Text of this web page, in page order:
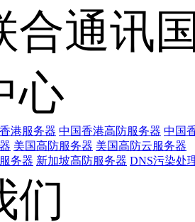
合通讯
心
港服务器 中国香港高防服务器 中国
美国高防服务器 美国高防云服务器
务器 新加坡高防服务器 DNS污染处
们